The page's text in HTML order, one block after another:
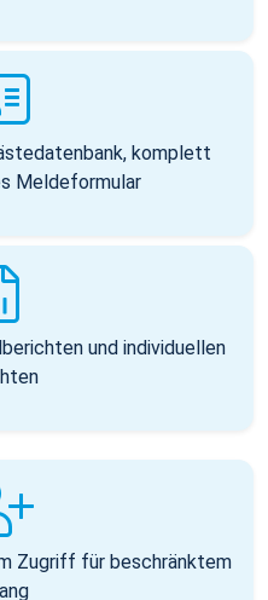
komplett
Meldeformular
und individuellen
Zugriff für beschränktem